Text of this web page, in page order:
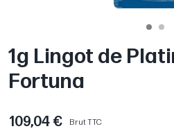
1g Lingot de
Fortuna
109,04 €
Brut TTC